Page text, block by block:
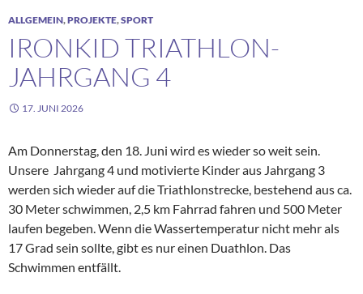
ALLGEMEIN,PROJEKTE,SPORT
IRONKID TRIATHLON-
JAHRGANG 4
17. JUNI 2026
Am Donnerstag, den 18. Juni wird es wieder so weit sein.
Unsere Jahrgang 4 und motivierte Kinder aus Jahrgang 3
werden sich wieder auf die Triathlonstrecke, bestehend aus ca.
30 Meter schwimmen, 2,5 km Fahrrad fahren und 500 Meter
laufen begeben. Wenn die Wassertemperatur nicht mehr als
17 Grad sein sollte, gibt es nur einen Duathlon. Das
Schwimmen entfällt.